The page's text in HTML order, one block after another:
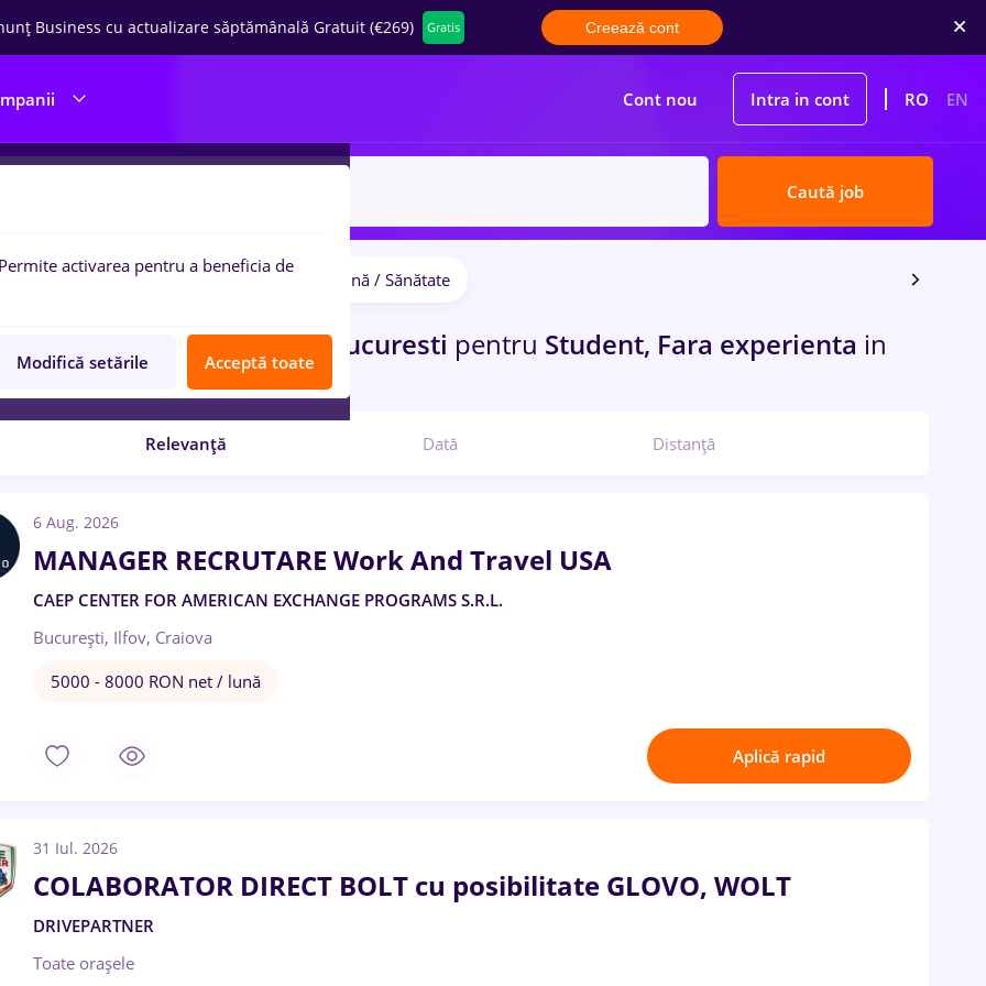
Business cu actualizare săptămânală Gratuit (€269) Gratis Creează cont
Cont nou Intra in cont RO EN
Caută job
Medicină / Sănătate
Part timeinBucuresti pentru Student, Fara experienta in
/ Distributie
Relevanță Dată Distanță
6 Aug. 2026
MANAGER RECRUTARE Work And Travel USA
CAEP CENTER FOR AMERICAN EXCHANGE PROGRAMS S.R.L.
București, Ilfov, Craiova
5000 - 8000 RON net / lună
Aplică rapid
31 Iul. 2026
COLABORATOR DIRECT BOLT cu posibilitate GLOVO, WOLT
DRIVEPARTNER
Toate oraşele
activarea pentru a beneficia de
Modifică setările Acceptă toate